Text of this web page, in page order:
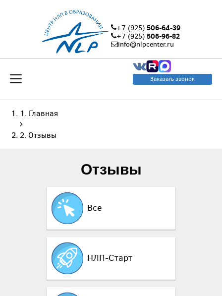
+7 (925) 506-64-39
+7 (925) 506-96-82
info@nlpcenter.ru
Заказать звонок
Главная
Отзывы
Отзывы
Все
НЛП-Старт